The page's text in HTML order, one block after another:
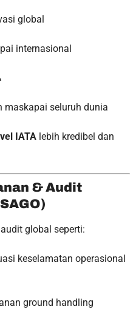
global
internasional
maskapai seluruh dunia
IATA lebih kredibel dan
& Audit
global seperti:
keselamatan operasional
ground handling